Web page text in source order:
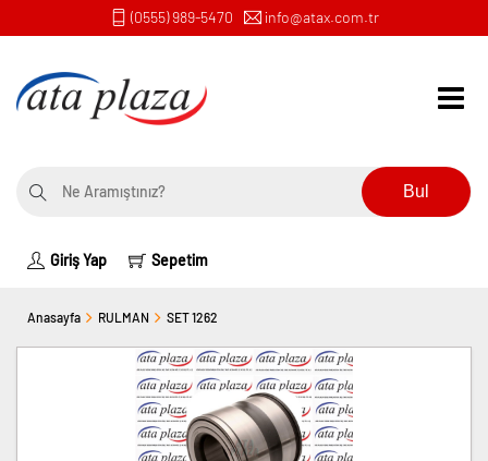
(0555) 989-5470 info@atax.com.tr
Bul
Giriş Yap Sepetim
Anasayfa RULMAN SET 1262